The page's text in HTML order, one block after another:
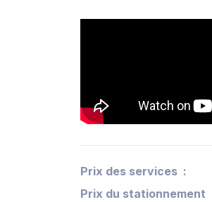
Prix des services
Prix du stationnement